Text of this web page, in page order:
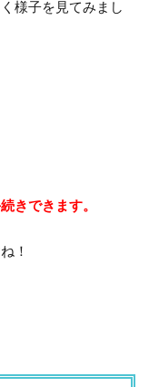
様子を見てみまし
きできます。
！